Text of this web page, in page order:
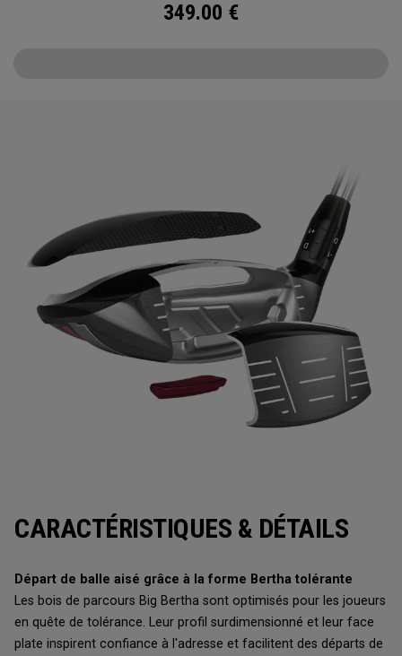
349.00 €
CARACTÉRISTIQUES & DÉTAILS
Départ de balle aisé grâce à la forme Bertha tolérante
Les bois de parcours Big Bertha sont optimisés pour les joueurs
en quête de tolérance. Leur profil surdimensionné et leur face
plate inspirent confiance à l'adresse et facilitent des départs de